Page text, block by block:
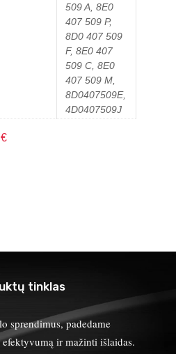
509 A, 8E0
407 509 P,
8D0 407 509
F, 8E0 407
509 C, 8E0
407 509 M,
8D0407509E,
4D0407509J
€
tinklas
sprendimus, padedame
ir mažinti išlaidas.